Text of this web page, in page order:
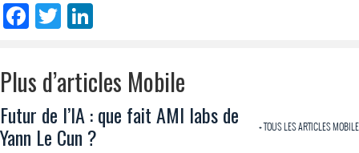
Facebook
Twitter
Plus d’articles Mobile
+ TOUS LES ARTICLES MOBILE
Futur de l’IA : que fait AMI labs de
Yann Le Cun ?